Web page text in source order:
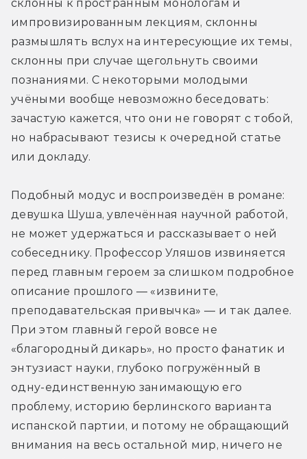
склонны к пространным монологам и
импровизированным лекциям, склонны
размышлять вслух на интересующие их темы,
склонны при случае щегольнуть своими
познаниями. С некоторыми молодыми
учёными вообще невозможно беседовать:
зачастую кажется, что они не говорят с тобой,
но набрасывают тезисы к очередной статье
или докладу.
Подобный модус и воспроизведён в романе:
девушка Шуша, увлечённая научной работой,
не может удержаться и рассказывает о ней
собеседнику. Профессор Уляшов извиняется
перед главным героем за слишком подробное
описание прошлого — «извините,
преподавательская привычка» — и так далее.
При этом главный герой вовсе не
«благородный дикарь», но просто фанатик и
энтузиаст науки, глубоко погружённый в
одну-единственную занимающую его
проблему, историю берлинского варианта
испанской партии, и потому не обращающий
внимания на весь остальной мир, ничего не